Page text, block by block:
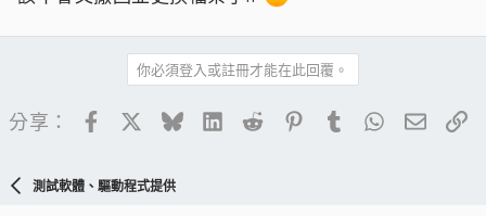
你必須登入或註冊才能在此回覆。
分享： FacebookBlueskyLinkedIn
Reddit PinterestTumblrWhatsApp
電子
測試軟體、驅動程式提供